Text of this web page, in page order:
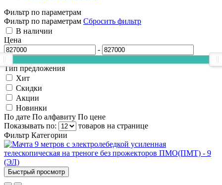
Фильтр по параметрам
Фильтр по параметрам Сбросить фильтр
В наличии
Цена
-
Тип предложения
Хит
Скидки
Акции
Новинки
По дате По алфавиту По цене
Показывать по:
товаров на странице
Фильтр Категории
Быстрый просмотр